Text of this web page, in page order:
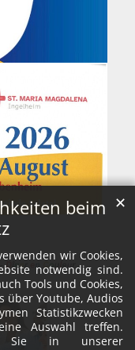
beim
wir Cookies,
notwendig sind.
Tools und Cookies,
über Youtube, Audios
Statistikzwecken
Auswahl treffen.
Sie in unserer
✕
Albertus-